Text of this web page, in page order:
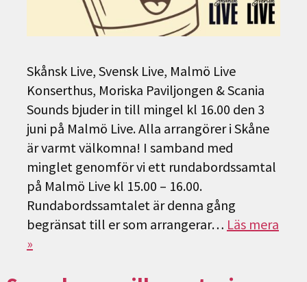
Skånsk Live, Svensk Live, Malmö Live
Konserthus, Moriska Paviljongen & Scania
Sounds bjuder in till mingel kl 16.00 den 3
juni på Malmö Live. Alla arrangörer i Skåne
är varmt välkomna! I samband med
minglet genomför vi ett rundabordssamtal
på Malmö Live kl 15.00 – 16.00.
Rundabordssamtalet är denna gång
begränsat till er som arrangerar… Läs mera
»